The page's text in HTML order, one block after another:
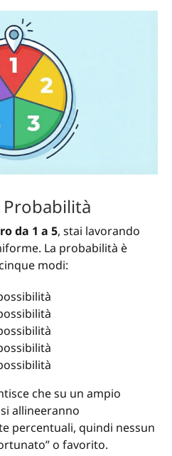
da 1 a 5, stai lavorando
La probabilità è
modi:
che su un ampio
allineeranno
percentuali, quindi nessun
o favorito.